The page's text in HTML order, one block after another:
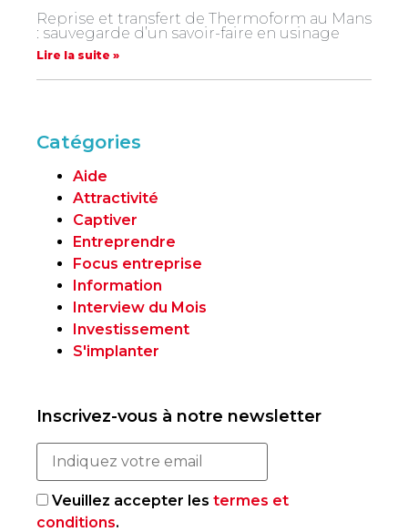
Reprise et transfert de Thermoform au Mans
: sauvegarde d’un savoir-faire en usinage
Lire la suite »
Catégories
Aide
Attractivité
Captiver
Entreprendre
Focus entreprise
Information
Interview du Mois
Investissement
S'implanter
Inscrivez-vous à notre newsletter
Veuillez accepter les termes et
conditions.